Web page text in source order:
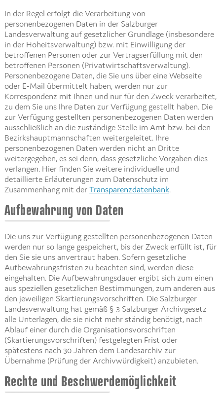
In der Regel erfolgt die Verarbeitung von
personenbezogenen Daten in der Salzburger
Landesverwaltung auf gesetzlicher Grundlage (insbesondere
in der Hoheitsverwaltung) bzw. mit Einwilligung der
betroffenen Personen oder zur Vertragserfüllung mit den
betroffenen Personen (Privatwirtschaftsverwaltung).
Personenbezogene Daten, die Sie uns über eine Webseite
oder E-Mail übermittelt haben, werden nur zur
Korrespondenz mit Ihnen und nur für den Zweck verarbeitet,
zu dem Sie uns Ihre Daten zur Verfügung gestellt haben. Die
zur Verfügung gestellten personenbezogenen Daten werden
ausschließlich an die zuständige Stelle im Amt bzw. bei den
Bezirkshauptmannschaften weitergeleitet. Ihre
personenbezogenen Daten werden nicht an Dritte
weitergegeben, es sei denn, dass gesetzliche Vorgaben dies
verlangen. Hier finden Sie weitere individuelle und
detaillierte Erläuterungen zum Datenschutz im
Zusammenhang mit der Transparenzdatenbank.
Aufbewahrung von Daten
Die uns zur Verfügung gestellten personenbezogenen Daten
werden nur so lange gespeichert, bis der Zweck erfüllt ist, für
den Sie sie uns anvertraut haben. Sofern gesetzliche
Aufbewahrungsfristen zu beachten sind, werden diese
eingehalten. Die Aufbewahrungsdauer ergibt sich zum einen
aus speziellen gesetzlichen Bestimmungen, zum anderen aus
den jeweiligen Skartierungsvorschriften. Die Salzburger
Landesverwaltung hat gemäß § 3 Salzburger Archivgesetz
alle Unterlagen, die sie nicht mehr ständig benötigt, nach
Ablauf einer durch die Organisationsvorschriften
(Skartierungsvorschriften) festgelegten Frist oder
spätestens nach 30 Jahren dem Landesarchiv zur
Übernahme (Prüfung der Archivwürdigkeit) anzubieten.
Rechte und Beschwerdemöglichkeit